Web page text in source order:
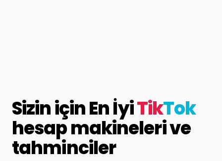
Sizin için En İyiTikTok
hesap makineleri ve
tahminciler